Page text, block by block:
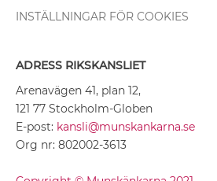
INSTÄLLNINGAR FÖR COOKIES
ADRESS RIKSKANSLIET
Arenavägen 41, plan 12,
121 77 Stockholm-Globen
E-post: kansli@munskankarna.se
Org nr: 802002-3613